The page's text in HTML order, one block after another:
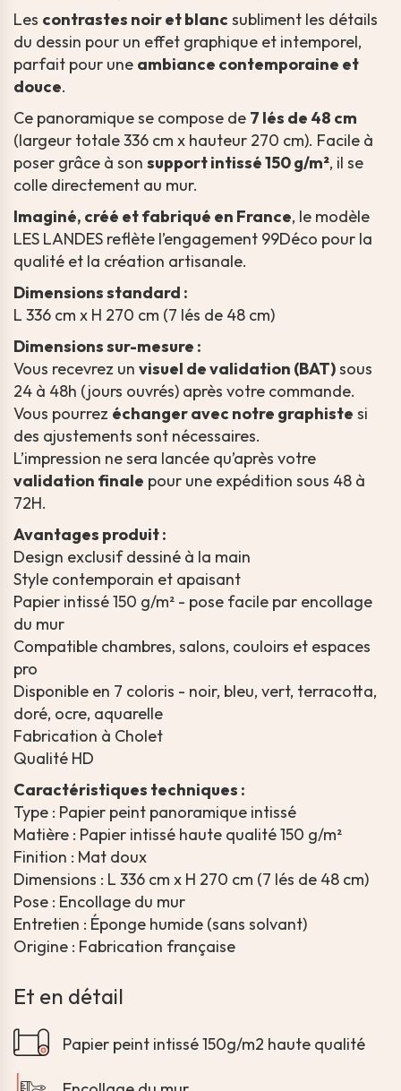
Les contrastes noir et blanc subliment les détails
du dessin pour un effet graphique et intemporel,
parfait pour une ambiance contemporaine et
douce.
Ce panoramique se compose de 7 lés de 48 cm
(largeur totale 336 cm x hauteur 270 cm). Facile à
poser grâce à son support intissé 150 g/m², il se
colle directement au mur.
Imaginé, créé et fabriqué en France, le modèle
LES LANDES reflète l’engagement 99Déco pour la
qualité et la création artisanale.
Dimensions standard :
L 336 cm x H 270 cm (7 lés de 48 cm)
Dimensions sur-mesure :
Vous recevrez un visuel de validation (BAT)sous
24 à 48h (jours ouvrés) après votre commande.
Vous pourrez échanger avec notre graphiste si
des ajustements sont nécessaires.
L’impression ne sera lancée qu’après votre
validation finale pour une expédition sous 48 à
72H.
Avantages produit :
Design exclusif dessiné à la main
Style contemporain et apaisant
Papier intissé 150 g/m² - pose facile par encollage
du mur
Compatible chambres, salons, couloirs et espaces
pro
Disponible en 7 coloris - noir, bleu, vert, terracotta,
doré, ocre, aquarelle
Fabrication à Cholet
Qualité HD
Caractéristiques techniques :
Type : Papier peint panoramique intissé
Matière : Papier intissé haute qualité 150 g/m²
Finition : Mat doux
Dimensions : L 336 cm x H 270 cm (7 lés de 48 cm)
Pose : Encollage du mur
Entretien : Éponge humide (sans solvant)
Origine : Fabrication française
Et en détail
Papier peint intissé 150g/m2 haute qualité